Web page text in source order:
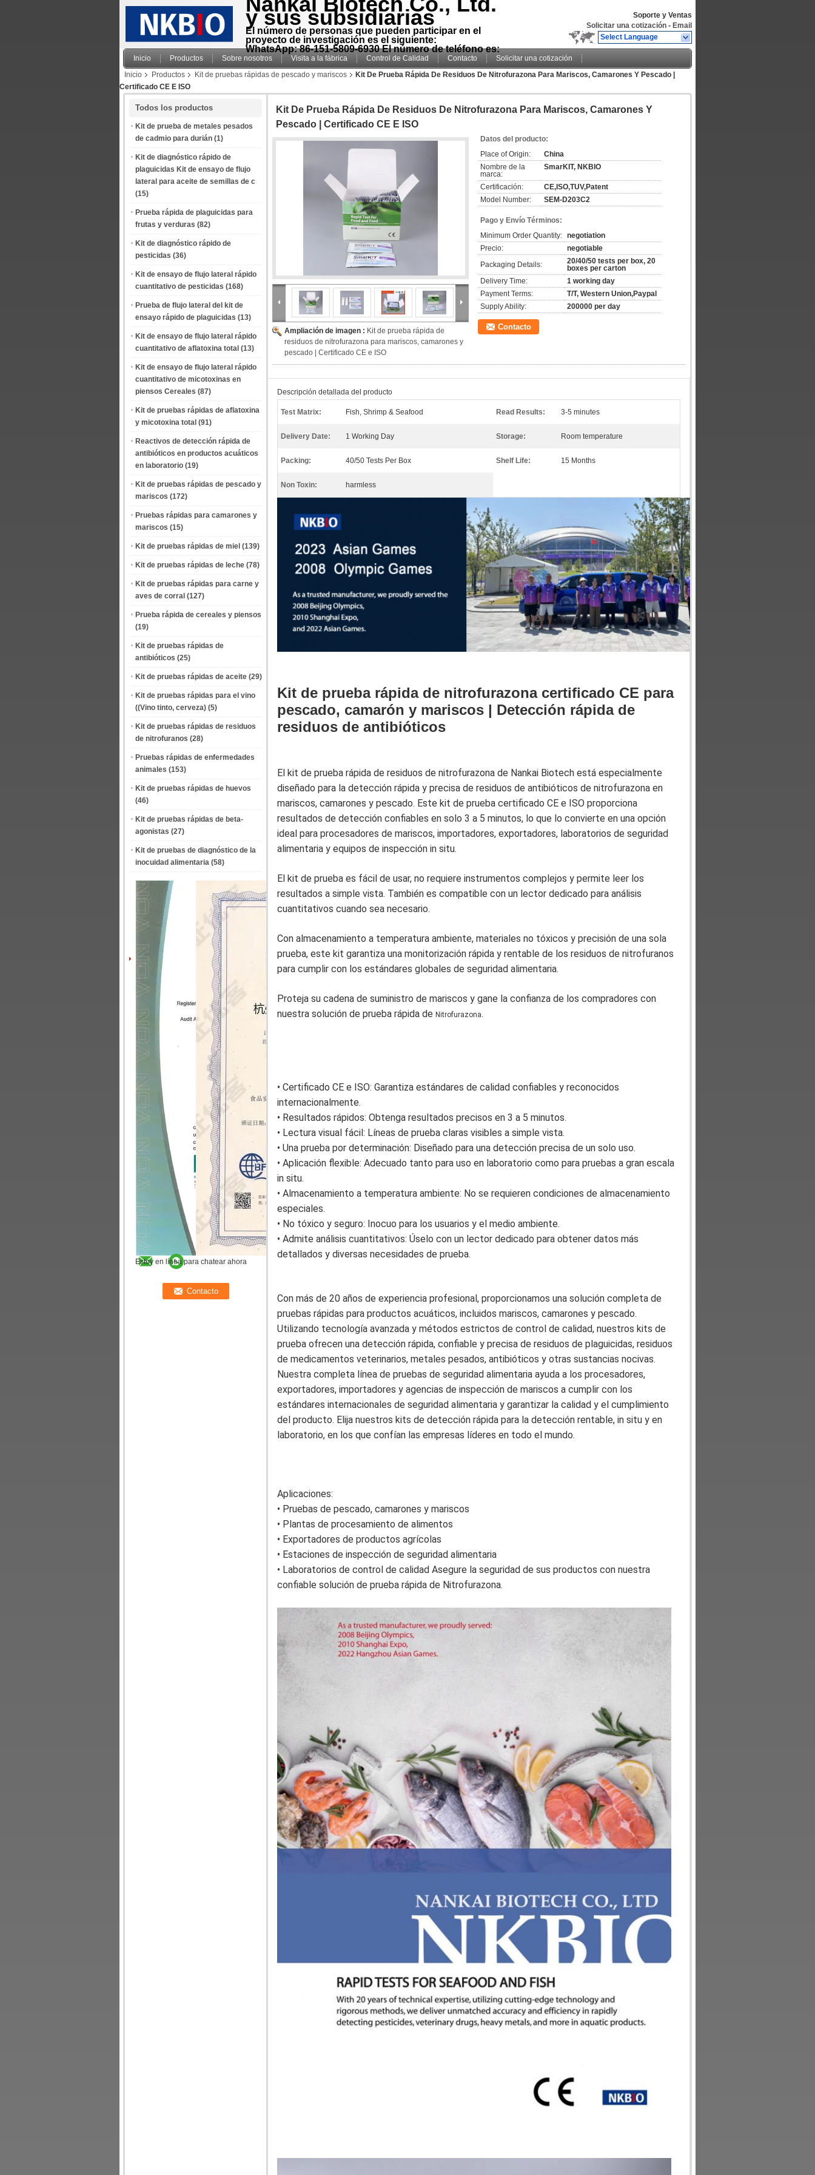
y sus subsidiarias
El número de personas que pueden participar en el
proyecto de investigación es el siguiente:
WhatsApp: 86-151-5809-6930 El número de teléfono es:
Soporte y Ventas
Solicitar una cotización - Email
Select Language
Inicio Productos Sobre nosotros Visita a la fábrica Control de Calidad Contacto
Solicitar una cotización
Inicio
Productos Kit de pruebas rápidas de pescado y mariscos
Kit De Prueba Rápida De Residuos De Nitrofurazona Para Mariscos, Camarones Y Pescado |
Certificado CE E ISO
Todos los productos
Kit de prueba de metales pesados
de cadmio para durián (1)
Kit de diagnóstico rápido de
plaguicidas Kit de ensayo de flujo
lateral para aceite de semillas de c
(15)
Prueba rápida de plaguicidas para
frutas y verduras (82)
Kit de diagnóstico rápido de
pesticidas (36)
Kit de ensayo de flujo lateral rápido
cuantitativo de pesticidas (168)
Prueba de flujo lateral del kit de
ensayo rápido de plaguicidas (13)
Kit de ensayo de flujo lateral rápido
cuantitativo de aflatoxina total (13)
Kit de ensayo de flujo lateral rápido
cuantitativo de micotoxinas en
piensos Cereales (87)
Kit de pruebas rápidas de aflatoxina
y micotoxina total (91)
Reactivos de detección rápida de
antibióticos en productos acuáticos
en laboratorio (19)
Kit de pruebas rápidas de pescado y
mariscos (172)
Pruebas rápidas para camarones y
mariscos (15)
Kit de pruebas rápidas de miel (139)
Kit de pruebas rápidas de leche (78)
Kit de pruebas rápidas para carne y
aves de corral (127)
Prueba rápida de cereales y piensos
(19)
Kit de pruebas rápidas de
antibióticos (25)
Kit de pruebas rápidas de aceite (29)
Kit de pruebas rápidas para el vino
((Vino tinto, cerveza) (5)
Kit de pruebas rápidas de residuos
de nitrofuranos (28)
Pruebas rápidas de enfermedades
animales (153)
Kit de pruebas rápidas de huevos
(46)
Kit de pruebas rápidas de beta-
agonistas (27)
Kit de pruebas de diagnóstico de la
inocuidad alimentaria (58)
Estoy en línea para chatear ahora
Kit De Prueba Rápida De Residuos De Nitrofurazona Para Mariscos, Camarones Y
Pescado | Certificado CE E ISO
Ampliación de imagen : Kit de prueba rápida de
residuos de nitrofurazona para mariscos, camarones y
pescado | Certificado CE e ISO
Datos del producto:
Place of Origin:
China
Nombre de la
marca:
SmarKIT, NKBIO
Certificación:
CE,ISO,TUV,Patent
Model Number:
SEM-D203C2
Pago y Envío Términos:
Minimum Order Quantity: negotiation
Precio:
negotiable
Packaging Details:
20/40/50 tests per box, 20
boxes per carton
Delivery Time:
1 working day
Payment Terms:
T/T, Western Union,Paypal
Supply Ability:
200000 per day
Contacto
Descripción detallada del producto
Test Matrix: Fish, Shrimp & Seafood Read Results: 3-5 minutes
Delivery Date: 1 Working Day Storage: Room temperature
Packing: 40/50 Tests Per Box Shelf Life: 15 Months
Non Toxin: harmless
Kit de prueba rápida de nitrofurazona certificado CE para
pescado, camarón y mariscos | Detección rápida de
residuos de antibióticos
El kit de prueba rápida de residuos de nitrofurazona de Nankai Biotech está especialmente
diseñado para la detección rápida y precisa de residuos de antibióticos de nitrofurazona en
mariscos, camarones y pescado. Este kit de prueba certificado CE e ISO proporciona
resultados de detección confiables en solo 3 a 5 minutos, lo que lo convierte en una opción
ideal para procesadores de mariscos, importadores, exportadores, laboratorios de seguridad
alimentaria y equipos de inspección in situ.
El kit de prueba es fácil de usar, no requiere instrumentos complejos y permite leer los
resultados a simple vista. También es compatible con un lector dedicado para análisis
cuantitativos cuando sea necesario.
Con almacenamiento a temperatura ambiente, materiales no tóxicos y precisión de una sola
prueba, este kit garantiza una monitorización rápida y rentable de los residuos de nitrofuranos
para cumplir con los estándares globales de seguridad alimentaria.
Proteja su cadena de suministro de mariscos y gane la confianza de los compradores con
nuestra solución de prueba rápida de Nitrofurazona.
• Certificado CE e ISO: Garantiza estándares de calidad confiables y reconocidos
internacionalmente.
• Resultados rápidos: Obtenga resultados precisos en 3 a 5 minutos.
• Lectura visual fácil: Líneas de prueba claras visibles a simple vista.
• Una prueba por determinación: Diseñado para una detección precisa de un solo uso.
• Aplicación flexible: Adecuado tanto para uso en laboratorio como para pruebas a gran escala
in situ.
• Almacenamiento a temperatura ambiente: No se requieren condiciones de almacenamiento
especiales.
• No tóxico y seguro: Inocuo para los usuarios y el medio ambiente.
• Admite análisis cuantitativos: Úselo con un lector dedicado para obtener datos más
detallados y diversas necesidades de prueba.
Con más de 20 años de experiencia profesional, proporcionamos una solución completa de
pruebas rápidas para productos acuáticos, incluidos mariscos, camarones y pescado.
Utilizando tecnología avanzada y métodos estrictos de control de calidad, nuestros kits de
prueba ofrecen una detección rápida, confiable y precisa de residuos de plaguicidas, residuos
de medicamentos veterinarios, metales pesados, antibióticos y otras sustancias nocivas.
Nuestra completa línea de pruebas de seguridad alimentaria ayuda a los procesadores,
exportadores, importadores y agencias de inspección de mariscos a cumplir con los
estándares internacionales de seguridad alimentaria y garantizar la calidad y el cumplimiento
del producto. Elija nuestros kits de detección rápida para la detección rentable, in situ y en
laboratorio, en los que confían las empresas líderes en todo el mundo.
Aplicaciones:
• Pruebas de pescado, camarones y mariscos
• Plantas de procesamiento de alimentos
• Exportadores de productos agrícolas
• Estaciones de inspección de seguridad alimentaria
• Laboratorios de control de calidad Asegure la seguridad de sus productos con nuestra
confiable solución de prueba rápida de Nitrofurazona.